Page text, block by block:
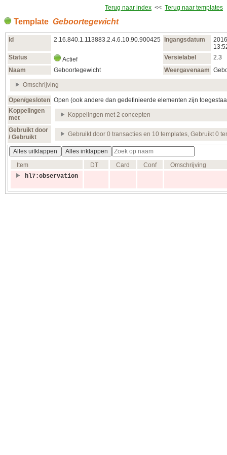
Terug naar index << Terug naar templates
Template Geboortegewicht
Id 2.16.840.1.113883.2.4.6.10.90.900425 Ingangsdatum
Status
Actief Versielabel
2.3
Naam
Geboortegewicht Weergavenaam
Omschrijving
Open/gesloten Open (ook andere dan gedefinieerde elementen zijn
Koppelingen
met
Koppelingen met 2 concepten
Gebruikt door
/ Gebruikt
Gebruikt door 0 transacties en 10 templates, Gebruikt 0
Alles uitklappen
Alles inklappen
Item
DT Card Conf
Omschrijving
hl7:observation